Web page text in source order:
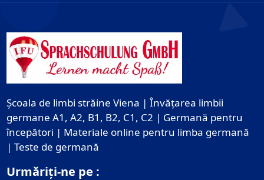
Școala de limbi străine Viena | Învățarea limbii
germane A1, A2, B1, B2, C1, C2 | Germană pentru
începători | Materiale online pentru limba germană
| Teste de germană
Urmăriți-ne pe :